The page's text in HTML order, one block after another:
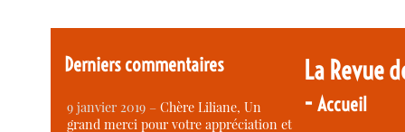
Derniers commentaires
9 janvier 2019 –Chère Liliane, Un
grand merci pour votre appréciation et
La Revue
-Accueil